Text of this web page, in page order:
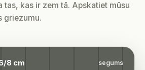
tas, kas ir zem tā. Apskatiet mūsu
griezumu.
8 cm segums